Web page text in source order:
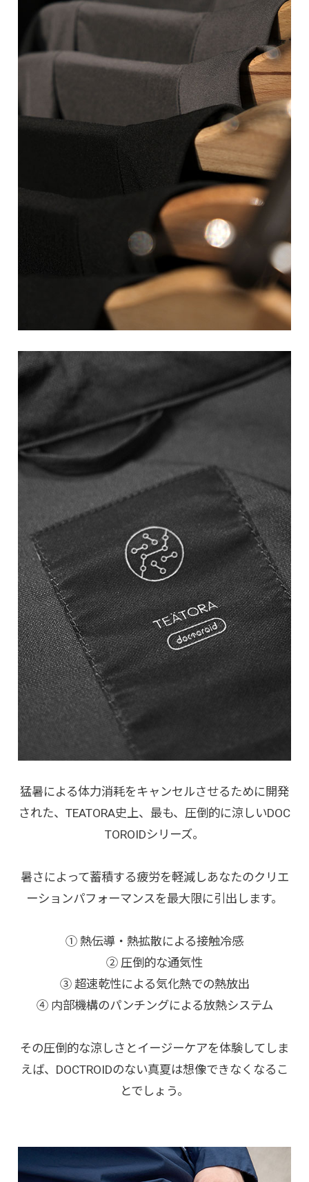
猛暑による体力消耗をキャンセルさせるために開発
された、TEATORA史上、最も、圧倒的に涼しいDOC
TOROIDシリーズ。
暑さによって蓄積する疲労を軽減しあなたのクリエ
ーションパフォーマンスを最大限に引出します。
① 熱伝導・熱拡散による接触冷感
② 圧倒的な通気性
③ 超速乾性による気化熱での熱放出
④ 内部機構のパンチングによる放熱システム
その圧倒的な涼しさとイージーケアを体験してしま
えば、DOCTROIDのない真夏は想像できなくなるこ
とでしょう。